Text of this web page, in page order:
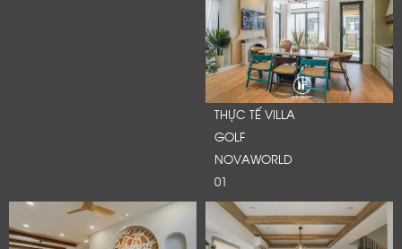
THỰC TẾ VILLA
GOLF
NOVAWORLD
01